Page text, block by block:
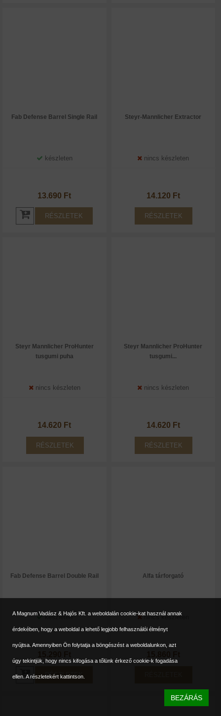
Fab Defense Barrel Single Rail
készleten
13.690 Ft
RÉSZLETEK
Steyr-Mannlicher Extractor
nincs készleten
14.120 Ft
RÉSZLETEK
Steyr Mannlicher ProHunter
tusgumi puha
nincs készleten
14.620 Ft
RÉSZLETEK
Steyr Mannlicher ProHunter
tusgumi...
nincs készleten
14.620 Ft
RÉSZLETEK
Fab Defense Barrel Double Rail
készleten
RÉSZLETEK
Alfa tárforgató
nincs készleten
A Magnum Vadász & Hajós Kft. a weboldalán cookie-kat használ annak
érdekében, hogy a weboldal a lehető legjobb felhasználói élményt
nyújtsa. Amennyiben Ön folytatja a böngészést a weboldalunkon, azt
úgy tekintjük, hogy nincs kifogása a tőlünk érkező cookie-k fogadása
ellen. A részletekért kattintson.
BEZÁRÁS